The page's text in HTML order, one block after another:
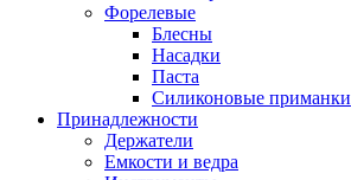
Форелевые
Блесны
Насадки
Паста
Силиконовые приманки
Принадлежности
Держатели
Емкости и ведра